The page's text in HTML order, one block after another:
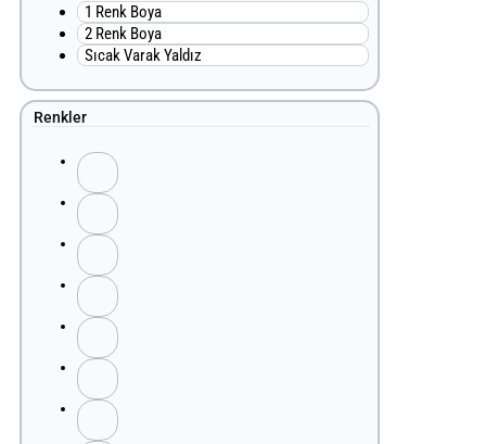
1 Renk Boya
2 Renk Boya
Sıcak Varak Yaldız
Renkler